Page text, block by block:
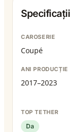
Specificații
CAROSERIE
Coupé
ANI PRODUCȚIE
2017–2023
TOP TETHER
Da